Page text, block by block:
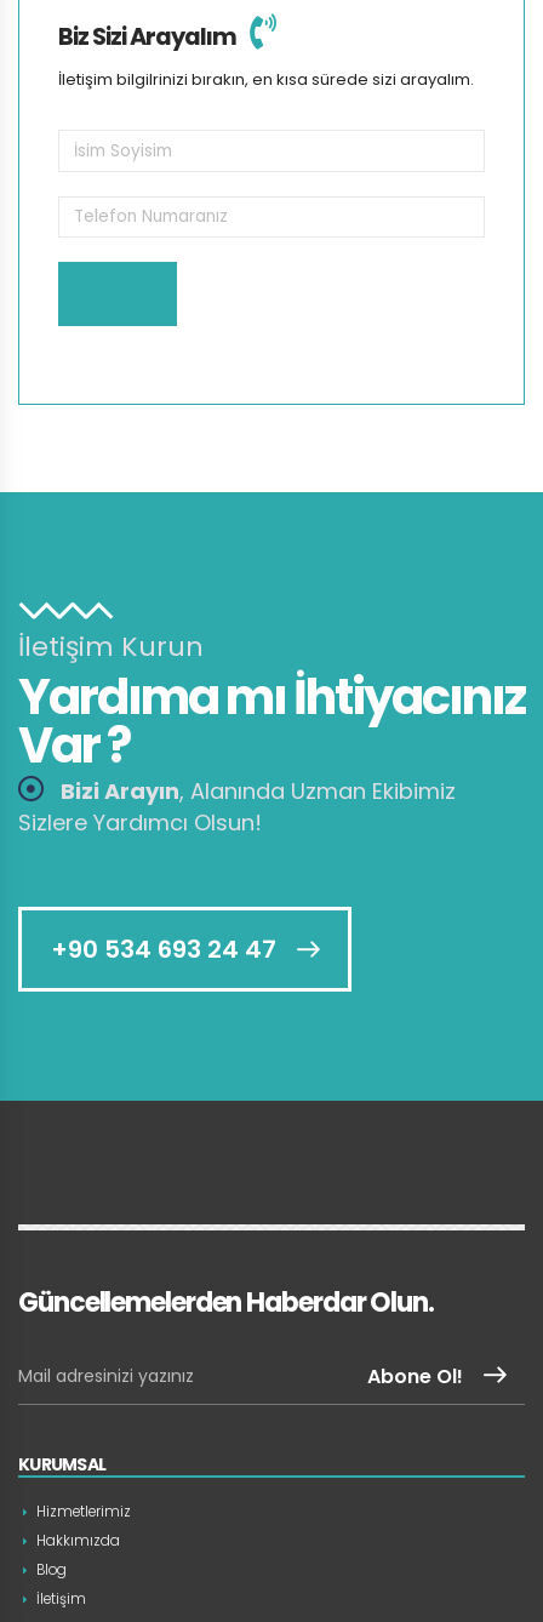
Biz Sizi Arayalım
İletişim bilgilrinizi bırakın, en kısa sürede sizi arayalım.
İletişim Kurun
Yardıma mı İhtiyacınız
Var ?
Bizi Arayın, Alanında Uzman Ekibimiz
Sizlere Yardımcı Olsun!
+90 534 693 24 47
Güncellemelerden Haberdar Olun.
Abone Ol!
KURUMSAL
Hizmetlerimiz
Hakkımızda
Blog
İletişim